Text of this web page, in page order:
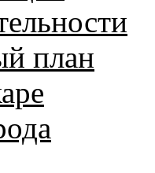
план